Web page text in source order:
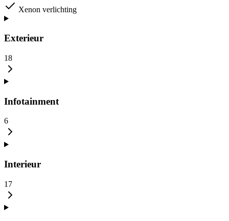
Xenon verlichting
Exterieur
18
Infotainment
6
Interieur
17